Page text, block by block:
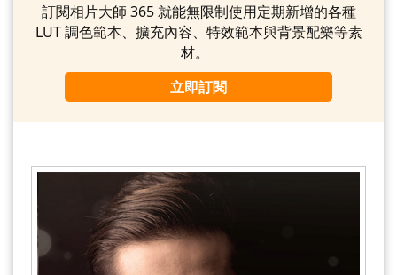
訂閱相片大師 365 就能無限制使用定期新增的各種
LUT 調色範本、擴充內容、特效範本與背景配樂等素
材。
立即訂閱